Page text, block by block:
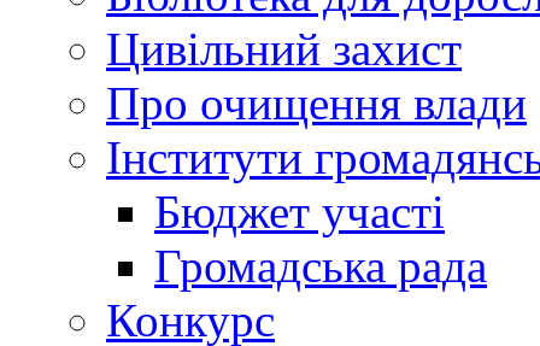
Цивільний захист
Про очищення влади
Інститути
Бюджет участі
Громадська рада
Конкурс